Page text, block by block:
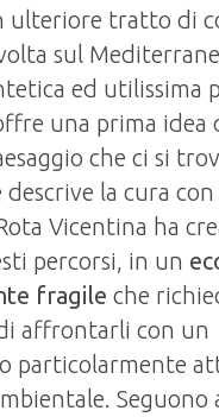
ulteriore tratto di
sul
ed utilissima
una prima idea
che ci si
la cura con
Vicentina ha
percorsi, in un
fragile che
affrontarli con un
particolarmente
Seguono